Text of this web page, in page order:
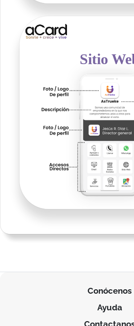
Sitio
Conócenos
Ayuda